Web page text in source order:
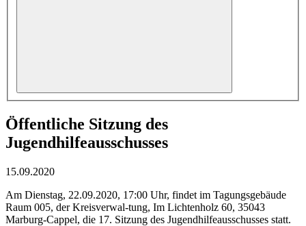
Öffentliche Sitzung des
Jugendhilfeausschusses
15.09.2020
Am Dienstag, 22.09.2020, 17:00 Uhr, findet im Tagungsgebäude
Raum 005, der Kreisverwal-tung, Im Lichtenholz 60, 35043
Marburg-Cappel, die 17. Sitzung des Jugendhilfeausschusses statt.